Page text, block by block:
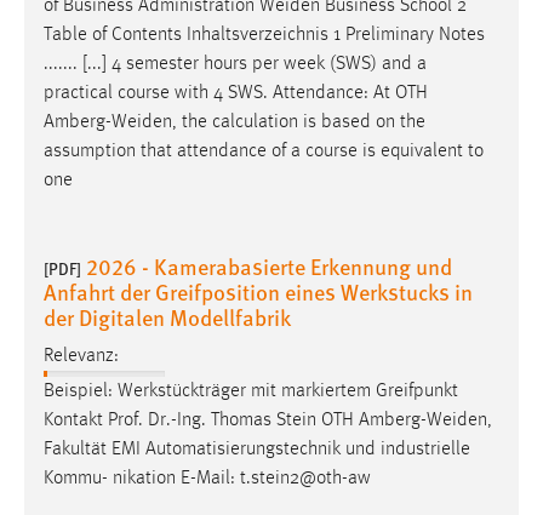
of Business Administration Weiden Business School 2
Table of Contents Inhaltsverzeichnis 1 Preliminary Notes
....... [...] 4 semester hours per week (SWS) and a
practical course with 4 SWS. Attendance: At OTH
Amberg-Weiden, the calculation is based on the
assumption that attendance of a course is equivalent to
one
[PDF] 2026 - Kamerabasierte Erkennung und
Anfahrt der Greifposition eines Werkstucks in
der Digitalen Modellfabrik
Relevanz:
Beispiel: Werkstückträger mit markiertem Greifpunkt
Kontakt Prof. Dr.-Ing. Thomas Stein OTH Amberg-Weiden,
Fakultät EMI Automatisierungstechnik und industrielle
Kommu- nikation E-Mail: t.stein2@oth-aw
EXTERNE MEDIEN
Um Inhalte von Videoplattformen und Social Media
Plattformen anzeigen zu können, werden von diesen
externen Medien Cookies gesetzt.
YouTube